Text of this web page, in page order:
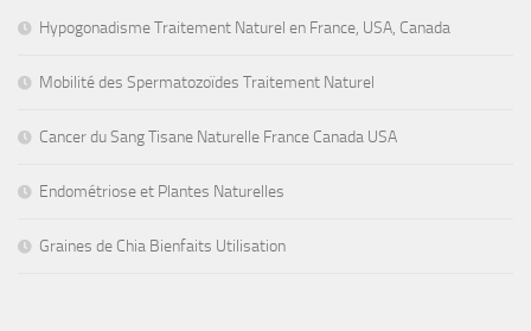
Hypogonadisme Traitement Naturel en France, USA, Canada
Mobilité des Spermatozoïdes Traitement Naturel
Cancer du Sang Tisane Naturelle France Canada USA
Endométriose et Plantes Naturelles
Graines de Chia Bienfaits Utilisation